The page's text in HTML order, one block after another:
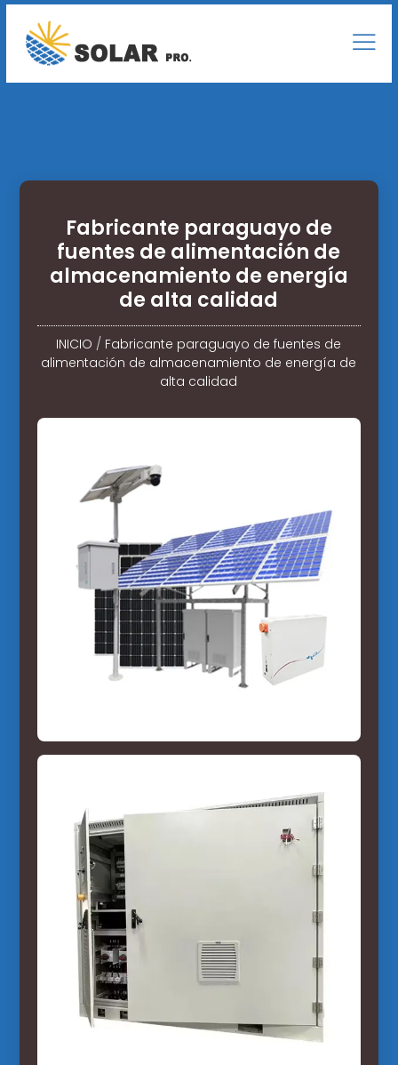
Fabricante paraguayo de
fuentes de alimentación de
almacenamiento de energía
de alta calidad
INICIO / Fabricante paraguayo de fuentes de
alimentación de almacenamiento de energía de
alta calidad